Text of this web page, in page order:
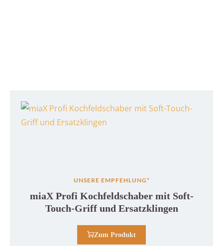
UNSERE EMPFEHLUNG*
miaX Profi Kochfeldschaber mit Soft-
Touch-Griff und Ersatzklingen
Zum Produkt